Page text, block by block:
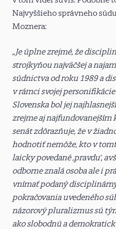
Najvyššieho správneho
Moznera:
„Je úplne zrejmé, že
strojkyňou najväčšej a
súdnictva od roku 1989 a
v rámci svojej
Slovenska bol jej
zrejme aj
senát zdôrazňuje, že v
hodnotiť nemôže, kto v
laicky povedané ‚pravdu‘,
odborne znalá osoba ale i
vnímať podaný
pokračovania uvedeného
názorový pluralizmus sú
ako slobodnú a